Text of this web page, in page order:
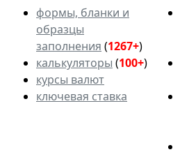
формы, бланки и
образцы
заполнения (1267+)
калькуляторы (100+)
курсы валют
ключевая ставка